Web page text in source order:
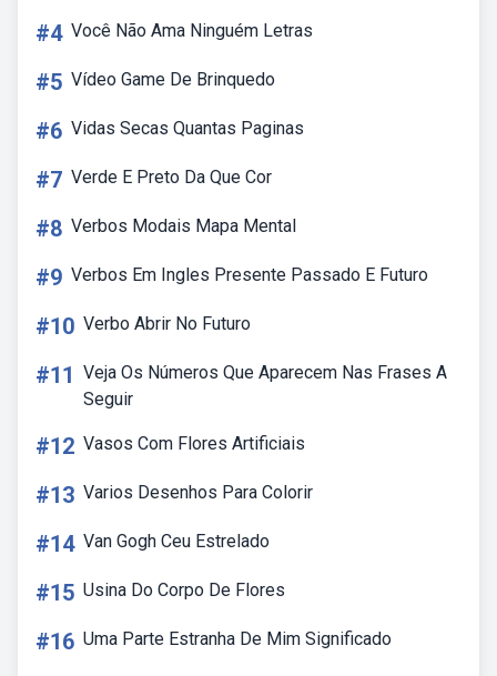
#4 Você Não Ama Ninguém Letras
#5 Vídeo Game De Brinquedo
#6 Vidas Secas Quantas Paginas
#7 Verde E Preto Da Que Cor
#8 Verbos Modais Mapa Mental
#9 Verbos Em Ingles Presente Passado E Futuro
#10 Verbo Abrir No Futuro
#11 Veja Os Números Que Aparecem Nas Frases A
Seguir
#12 Vasos Com Flores Artificiais
#13 Varios Desenhos Para Colorir
#14 Van Gogh Ceu Estrelado
#15 Usina Do Corpo De Flores
#16 Uma Parte Estranha De Mim Significado